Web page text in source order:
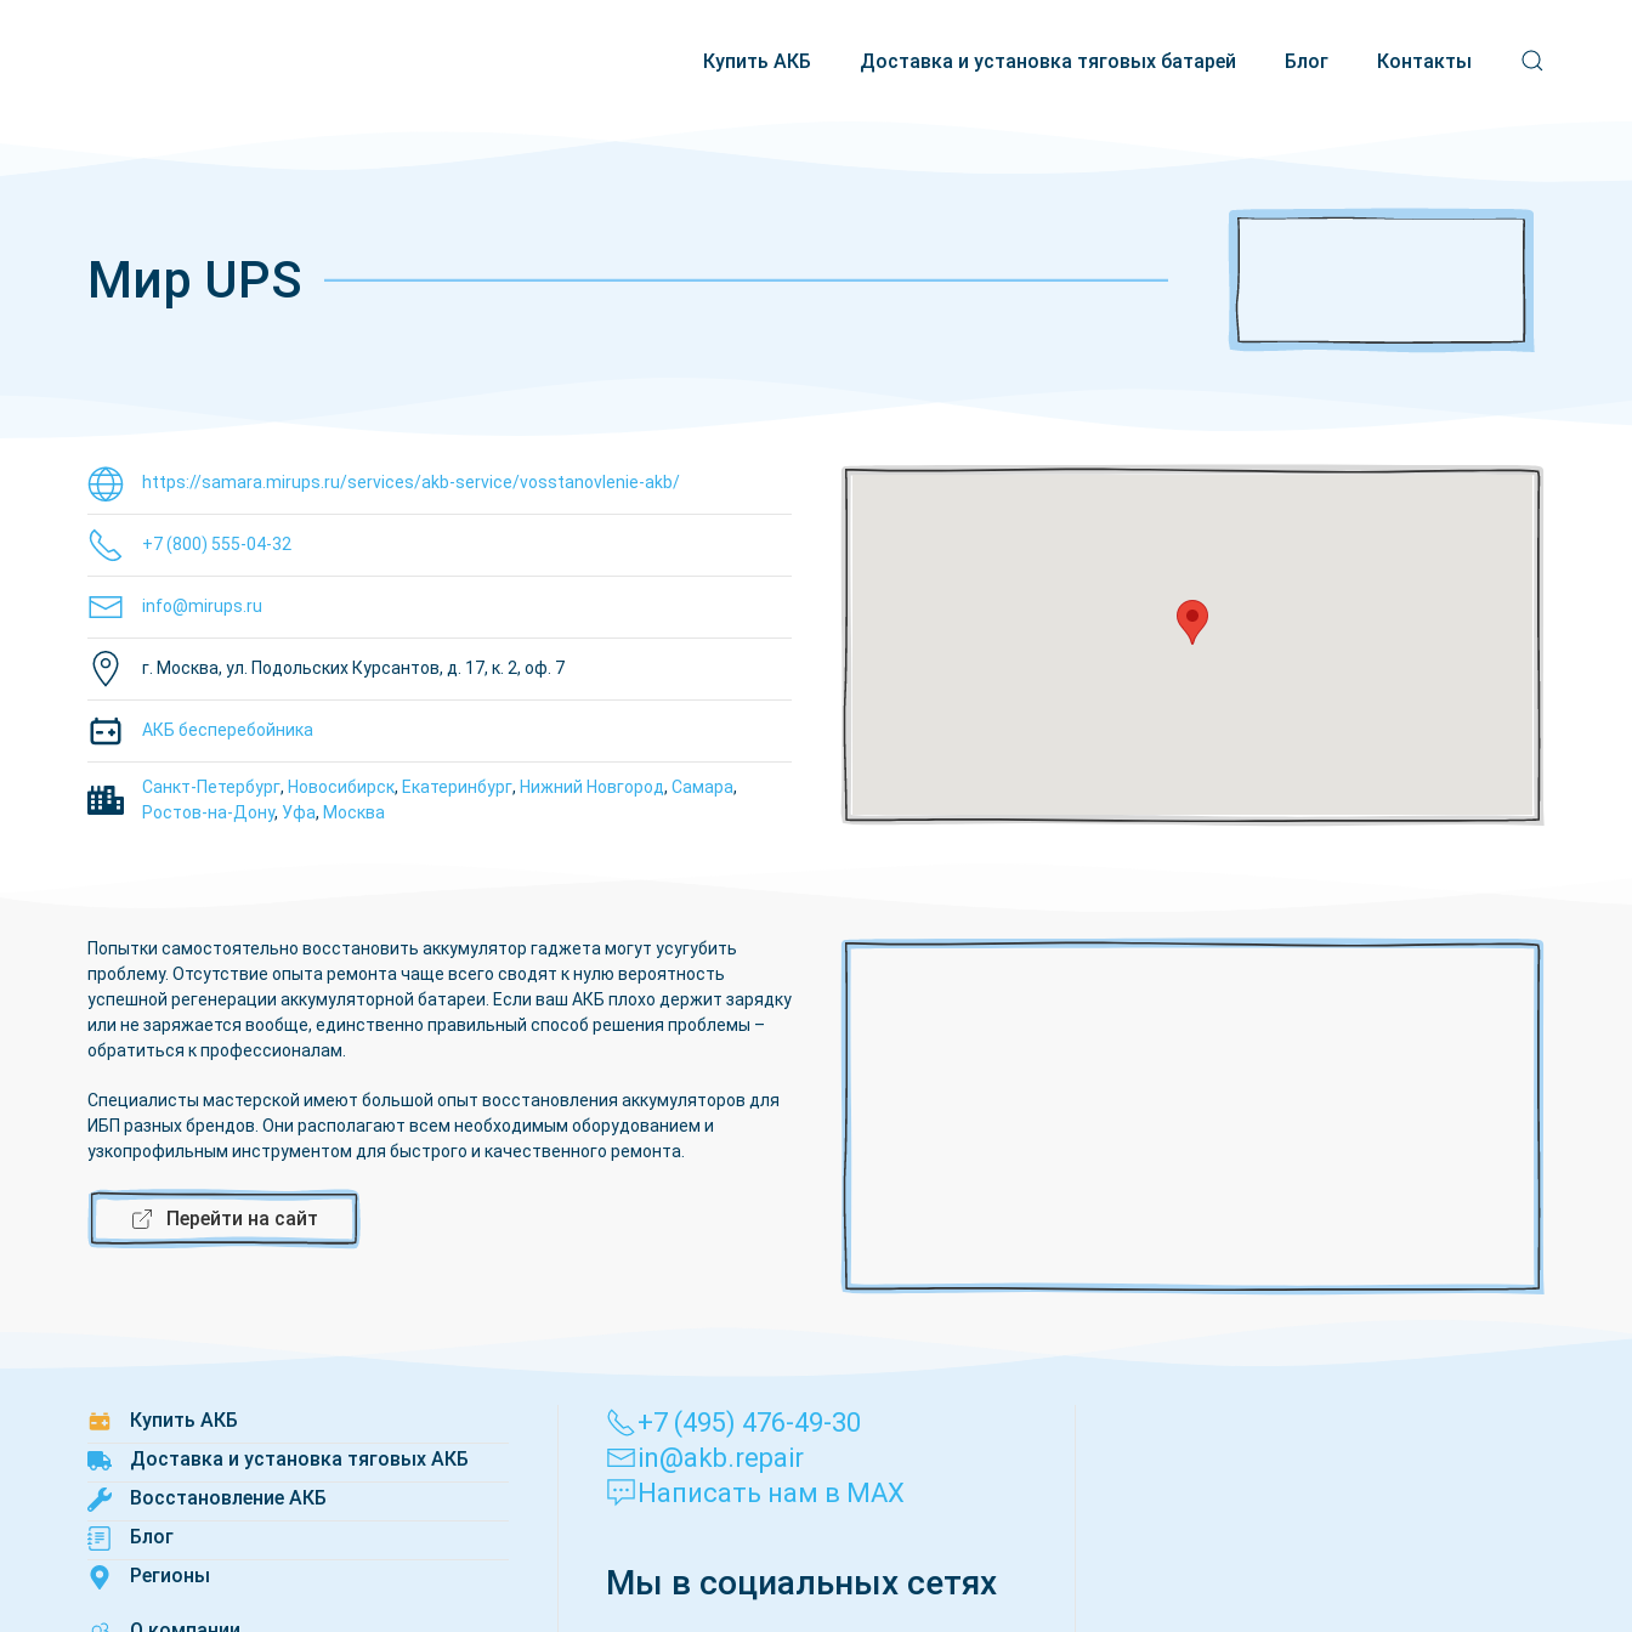
Купить АКБ Доставка и установка тяговых батарей Блог Контакты
Мир UPS
https://samara.mirups.ru/services/akb-service/vosstanovlenie-akb/
+7 (800) 555-04-32
info@mirups.ru
г. Москва, ул. Подольских Курсантов, д. 17, к. 2, оф. 7
АКБ бесперебойника
Санкт-Петербург, Новосибирск, Екатеринбург, Нижний Новгород, Самара,
Ростов-на-Дону, Уфа, Москва
Попытки самостоятельно восстановить аккумулятор гаджета могут усугубить
проблему. Отсутствие опыта ремонта чаще всего сводят к нулю вероятность
успешной регенерации аккумуляторной батареи. Если ваш АКБ плохо держит зарядку
или не заряжается вообще, единственно правильный способ решения проблемы –
обратиться к профессионалам.
Специалисты мастерской имеют большой опыт восстановления аккумуляторов для
ИБП разных брендов. Они располагают всем необходимым оборудованием и
узкопрофильным инструментом для быстрого и качественного ремонта.
Перейти на сайт
Купить АКБ
Доставка и установка тяговых АКБ
Восстановление АКБ
Блог
Регионы
+7 (495) 476-49-30
in@akb.repair
Написать нам в MAX
Мы в социальных сетях